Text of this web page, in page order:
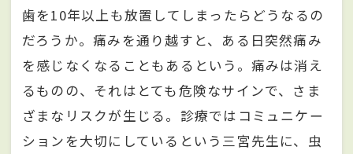
歯を10年以上も放置してしまったらどうなるの
だろうか。痛みを通り越すと、ある日突然痛み
を感じなくなることもあるという。痛みは消え
るものの、それはとても危険なサインで、さま
ざまなリスクが生じる。診療ではコミュニケー
ションを大切にしているという三宮先生に、虫